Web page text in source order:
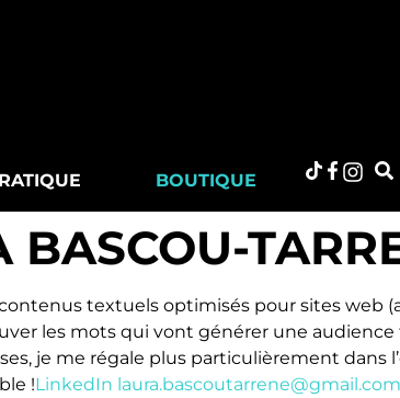
BOUTIQUE
BASCOU-
textuels optimisés pour sites web
les mots qui vont générer une
je me régale plus particulièrement dans
!LinkedIn laura.bascoutarrene@gmail.com